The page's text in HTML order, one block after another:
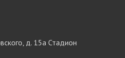
д. 15а Стадион